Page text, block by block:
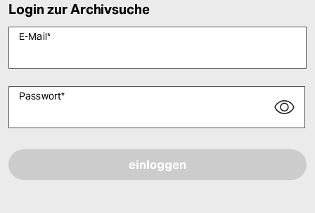
Login zur Archivsuche
E-Mail*
Passwort*